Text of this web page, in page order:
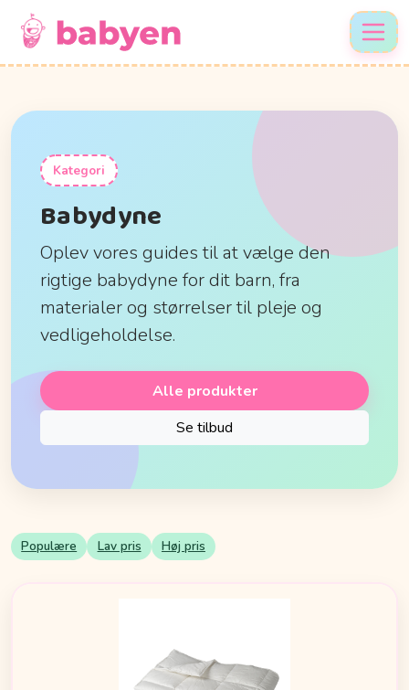
Kategori
Babydyne
Oplev vores guides til at vælge den
rigtige babydyne for dit barn, fra
materialer og størrelser til pleje og
vedligeholdelse.
Alle produkter
Se tilbud
Populære Lav pris Høj pris